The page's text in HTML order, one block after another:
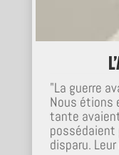
"La guerre
Nous étions
tante
possédaient
disparu.